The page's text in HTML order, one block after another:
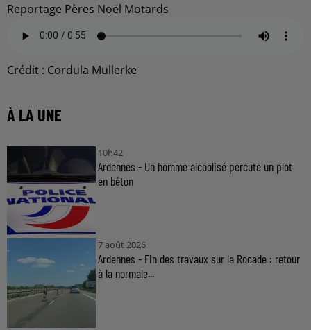
Reportage Pères Noël Motards
Crédit : Cordula Mullerke
À LA UNE
10h42
Ardennes - Un homme alcoolisé percute un plot
en béton
7 août 2026
Ardennes - Fin des travaux sur la Rocade : retour
à la normale...